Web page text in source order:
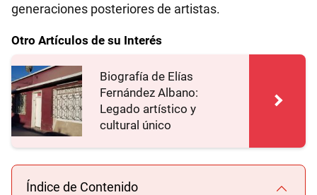
generaciones posteriores de artistas.
Otro Artículos de su Interés
Biografía de Elías
Fernández Albano:
Legado artístico y
cultural único
Índice de Contenido